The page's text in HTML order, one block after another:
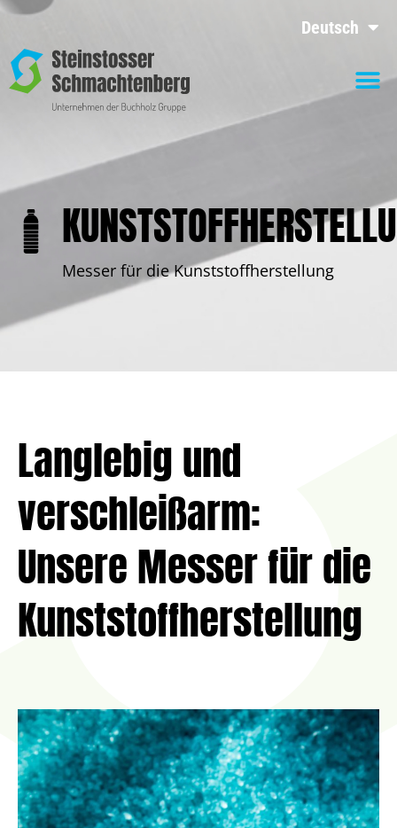
Deutsch
Messer für die Kunststoffherstellung
Langlebig und
verschleißarm:
Unsere Messer für die
Kunststoffherstellung